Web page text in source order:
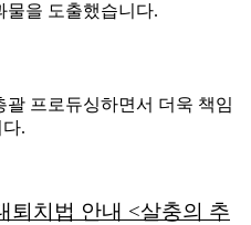
물을 도출했습니다.
프로듀싱하면서 더욱 책임
.
퇴치법 안내 <살충의 추